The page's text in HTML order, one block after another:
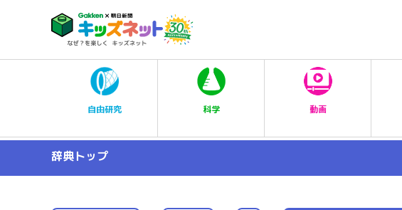
自由研究 科学 動画
辞典トップ